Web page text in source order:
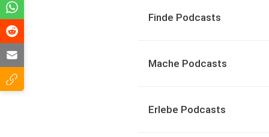
Finde Podcasts
Mache Podcasts
Erlebe Podcasts